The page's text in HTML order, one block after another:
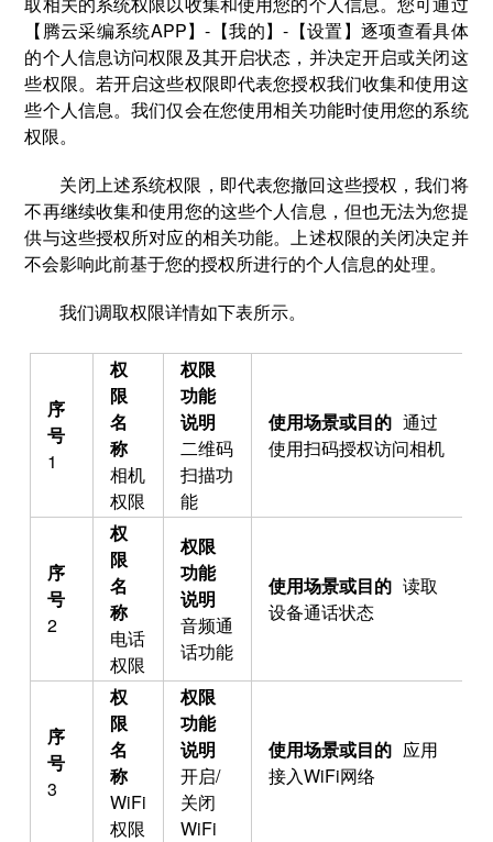
【腾云采编系统APP】-【我的】-【设置】逐项查看具体
的个人信息访问权限及其开启状态，并决定开启或关闭这
些权限。若开启这些权限即代表您授权我们收集和使用这
些个人信息。我们仅会在您使用相关功能时使用您的系统
权限。
关闭上述系统权限，即代表您撤回这些授权，我们将
不再继续收集和使用您的这些个人信息，但也无法为您提
供与这些授权所对应的相关功能。上述权限的关闭决定并
不会影响此前基于您的授权所进行的个人信息的处理。
我们调取权限详情如下表所示。
1
相机
权限
二维码
扫描功
能
通过
使用扫码授权访问相机
2
电话
权限
音频通
话功能
读取
设备通话状态
3
WiFi
权限
开启/
关闭
WiFi
应用
接入WiFi网络